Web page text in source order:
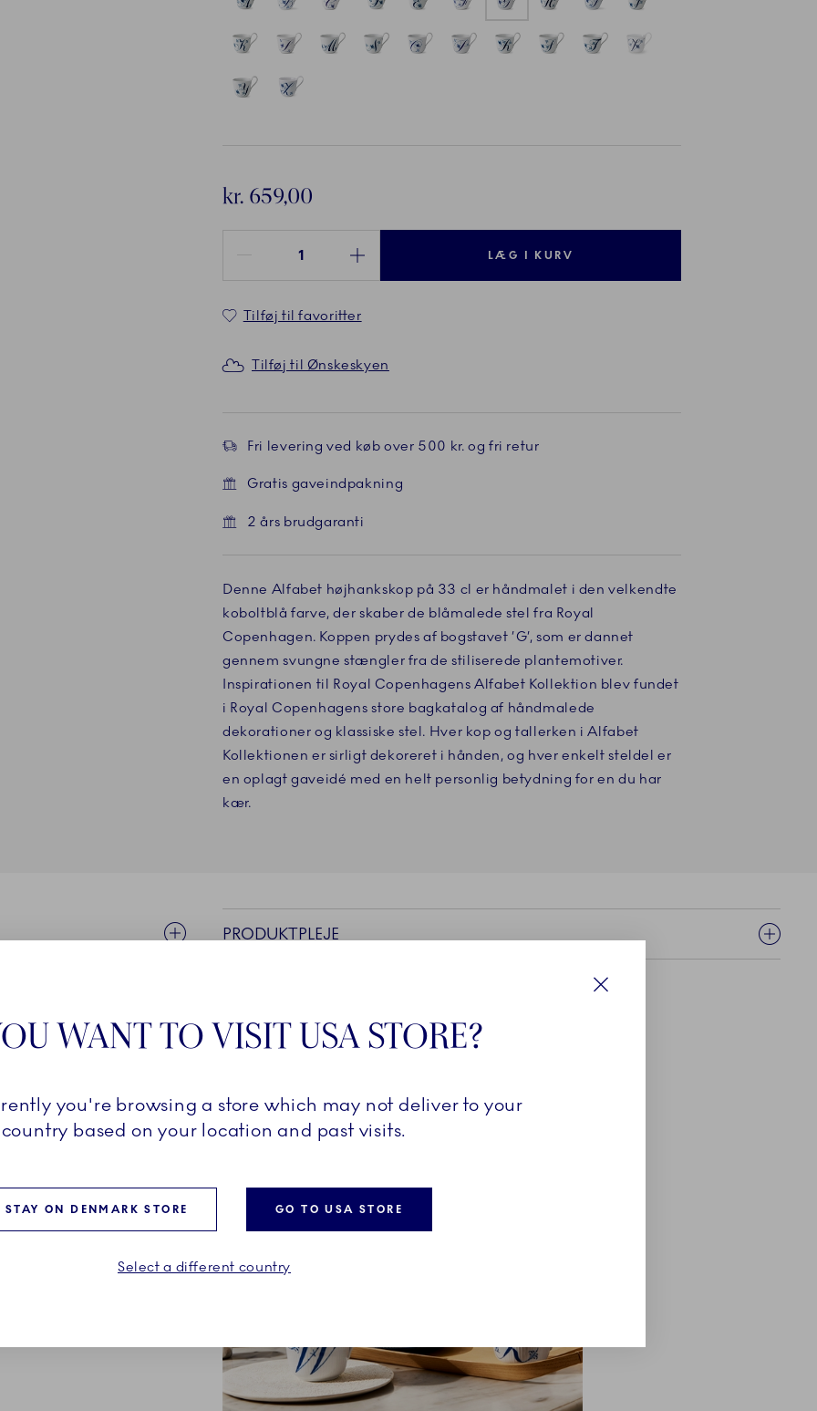
kr. 659,00
LÆG I KURV
Tilføj til favoritter
Tilføj til Ønskeskyen
Fri levering ved køb over 500 kr. og fri retur
Gratis gaveindpakning
2 års brudgaranti
Denne Alfabet højhankskop på 33 cl er håndmalet i den velkendte
koboltblå farve, der skaber de blåmalede stel fra Royal
Copenhagen. Koppen prydes af bogstavet ’G’, som er dannet
gennem svungne stængler fra de stiliserede plantemotiver.
Inspirationen til Royal Copenhagens Alfabet Kollektion blev fundet
i Royal Copenhagens store bagkatalog af håndmalede
dekorationer og klassiske stel. Hver kop og tallerken i Alfabet
Kollektionen er sirligt dekoreret i hånden, og hver enkelt steldel er
en oplagt gaveidé med en helt personlig betydning for en du har
kær.
PRODUKTPLEJE
og særlige
har sit eget udtryk,
tallerkener danner
Find lige det
WANT TO VISIT USA STORE?
you're browsing a store which may not deliver to your
country based on your location and past visits.
STAY ON DENMARK STORE GO TO USA STORE
Select a different country